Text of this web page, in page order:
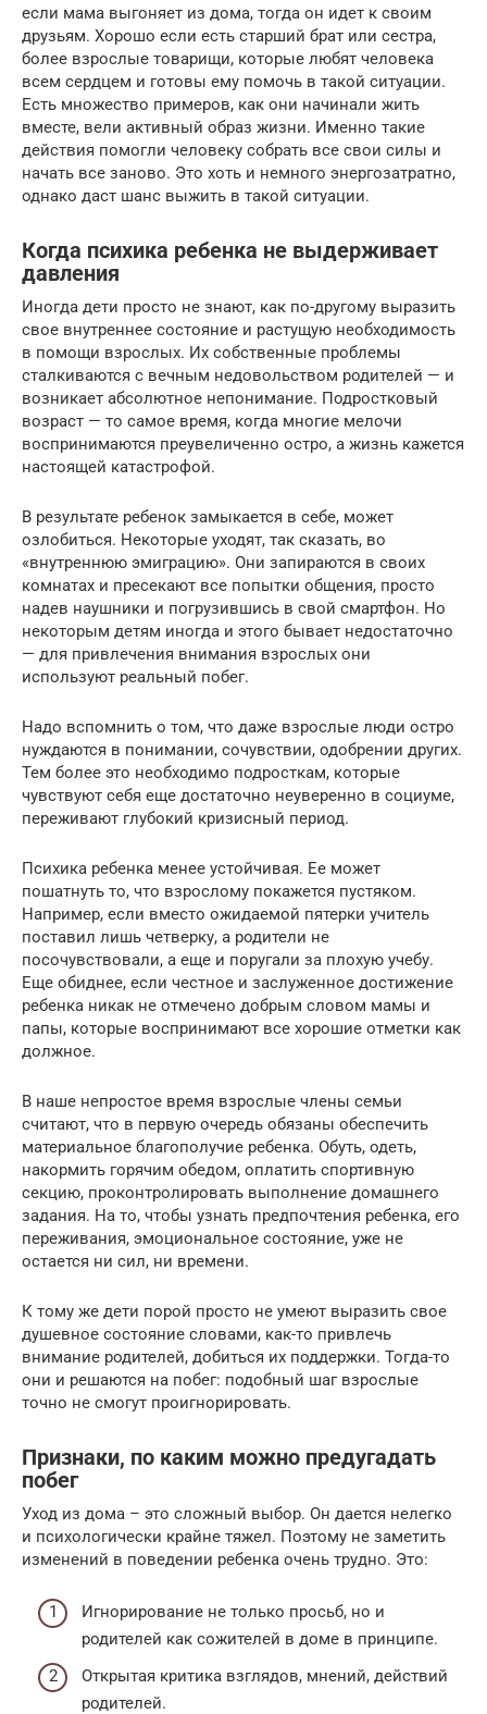
если мама выгоняет из дома, тогда он идет к своим
друзьям. Хорошо если есть старший брат или сестра,
более взрослые товарищи, которые любят человека
всем сердцем и готовы ему помочь в такой ситуации.
Есть множество примеров, как они начинали жить
вместе, вели активный образ жизни. Именно такие
действия помогли человеку собрать все свои силы и
начать все заново. Это хоть и немного энергозатратно,
однако даст шанс выжить в такой ситуации.
Когда психика ребенка не выдерживает
давления
Иногда дети просто не знают, как по-другому выразить
свое внутреннее состояние и растущую необходимость
в помощи взрослых. Их собственные проблемы
сталкиваются с вечным недовольством родителей — и
возникает абсолютное непонимание. Подростковый
возраст — то самое время, когда многие мелочи
воспринимаются преувеличенно остро, а жизнь кажется
настоящей катастрофой.
В результате ребенок замыкается в себе, может
озлобиться. Некоторые уходят, так сказать, во
«внутреннюю эмиграцию». Они запираются в своих
комнатах и пресекают все попытки общения, просто
надев наушники и погрузившись в свой смартфон. Но
некоторым детям иногда и этого бывает недостаточно
— для привлечения внимания взрослых они
используют реальный побег.
Надо вспомнить о том, что даже взрослые люди остро
нуждаются в понимании, сочувствии, одобрении других.
Тем более это необходимо подросткам, которые
чувствуют себя еще достаточно неуверенно в социуме,
переживают глубокий кризисный период.
Психика ребенка менее устойчивая. Ее может
пошатнуть то, что взрослому покажется пустяком.
Например, если вместо ожидаемой пятерки учитель
поставил лишь четверку, а родители не
посочувствовали, а еще и поругали за плохую учебу.
Еще обиднее, если честное и заслуженное достижение
ребенка никак не отмечено добрым словом мамы и
папы, которые воспринимают все хорошие отметки как
должное.
В наше непростое время взрослые члены семьи
считают, что в первую очередь обязаны обеспечить
материальное благополучие ребенка. Обуть, одеть,
накормить горячим обедом, оплатить спортивную
секцию, проконтролировать выполнение домашнего
задания. На то, чтобы узнать предпочтения ребенка, его
переживания, эмоциональное состояние, уже не
остается ни сил, ни времени.
К тому же дети порой просто не умеют выразить свое
душевное состояние словами, как-то привлечь
внимание родителей, добиться их поддержки. Тогда-то
они и решаются на побег: подобный шаг взрослые
точно не смогут проигнорировать.
Признаки, по каким можно предугадать
побег
Уход из дома – это сложный выбор. Он дается нелегко
и психологически крайне тяжел. Поэтому не заметить
изменений в поведении ребенка очень трудно. Это:
Игнорирование не только просьб, но и
родителей как сожителей в доме в принципе.
Открытая критика взглядов, мнений, действий
родителей.